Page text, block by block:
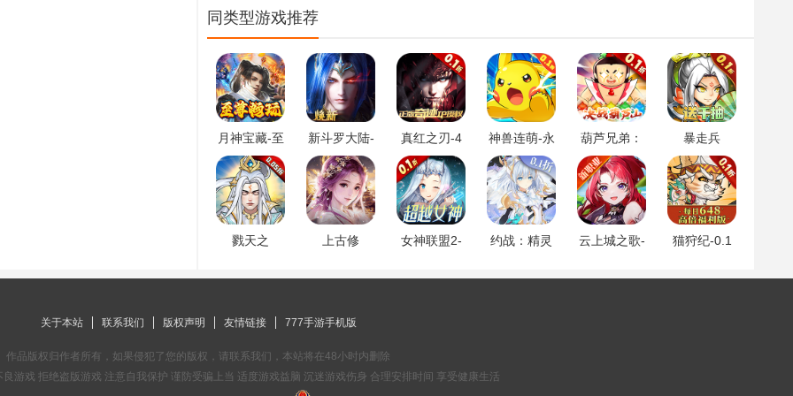
同类型游戏推荐
月神宝藏-至
新斗罗大陆-
师
真红之刃-4
0.1折
神兽连萌-永
葫芦兄弟：
妖-0.1永久
折扣
暴走兵
陆送千抽
戮天之
上古修
女神联盟2-
约战：精灵
云上城之歌-
猫狩纪-0.1
关于本站 联系我们 版权声明 友情链接 777手游手机版
作品版权归作者所有，如果侵犯了您的版权，请联系我们，本站将在48小时内删除
游戏 拒绝盗版游戏 注意自我保护 谨防受骗上当 适度游戏益脑 沉迷游戏伤身 合理安排时间 享受健康生活